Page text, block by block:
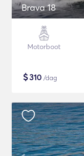
Brava 18
Motorboot
$310 /dag